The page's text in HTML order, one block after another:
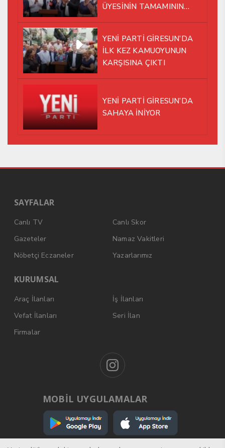
ÜYESİNİN TAMAMININ
YÜRÜMEYE KARAR VERDİK
YENİ PARTİ GİRESUN’DA
İLK KEZ KAMUOYUNUN
KARŞISINA ÇIKTI
YENİ PARTİ GİRESUN’DA
SAHAYA İNİYOR
SAYFALAR
Canlı TV
Canlı Skor
Gazeteler
Namaz Vakitleri
Nöbetçi Eczaneler
Yazarlarımız
KURUMSAL
Araç İlanları
İş İlanları
Vefat İlanları
Seri İlan
Firmalar
MOBİL UYGULAMALAR